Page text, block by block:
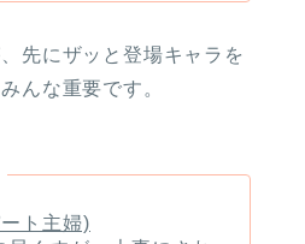
先にザッと登場キャラを
んな重要です。
ト主婦)